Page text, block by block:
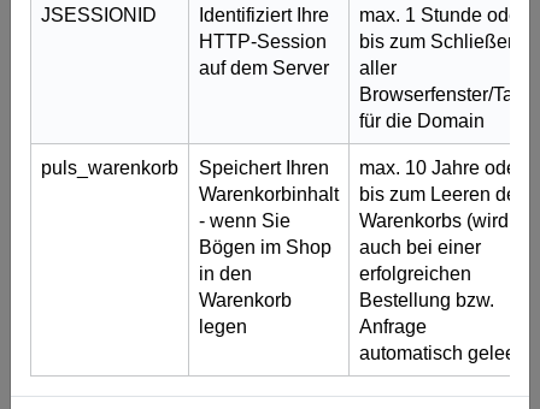
Eintrittswahrscheinlichkeit von 20% kann
noch „vereinzelte“ OP-Risiken beschreiben
29. April 2019
OLG Frankfurt am Main: Die Angabe eines
„vereinzelten“ Operationsrisikos ist nicht
verharmlosend und lässt die Wirksamkeit der
ärztlichen Aufklärung unberührt, wenn die
Wahrscheinlichkeit für eine postoperative Komplikation
bei bis zu 20% liegt. Dies hat das Oberlandesgericht
Frankfurt am Main mit Urteil vom 26.03.2019
JSESSIONID
Identifiziert Ihre
HTTP-Session
auf dem Server
max. 1 Stunde oder
bis zum Schließen
aller
Browserfenster/Tabs
für die Domain
puls_warenkorb
Speichert Ihren
Warenkorbinhalt
- wenn Sie
Bögen im Shop
in den
Warenkorb
legen
max. 10 Jahre oder
bis zum Leeren des
Warenkorbs (wird
auch bei einer
erfolgreichen
Bestellung bzw.
Anfrage
automatisch geleert)